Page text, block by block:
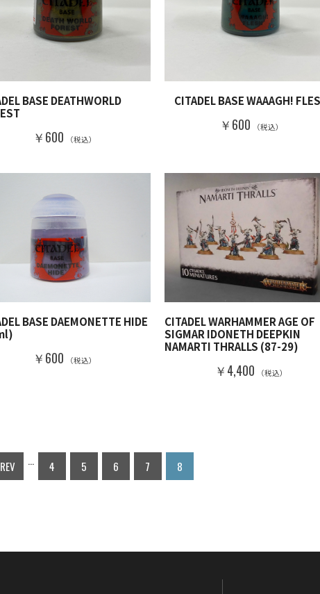
BASE DEATHWORLD
￥600 （税込）
CITADEL BASE WAAAGH!
￥600 （税込）
BASE DAEMONETTE HIDE
￥600 （税込）
CITADEL WARHAMMER AGE OF
SIGMAR IDONETH DEEPKIN
NAMARTI THRALLS (87-29)
￥4,400 （税込）
... 4 5 6 7 8